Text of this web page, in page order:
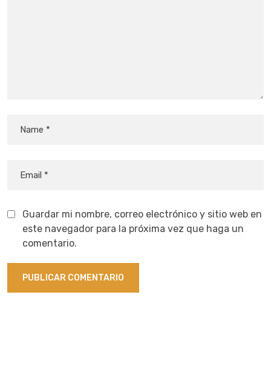
Guardar mi nombre, correo electrónico y sitio web en
este navegador para la próxima vez que haga un
comentario.